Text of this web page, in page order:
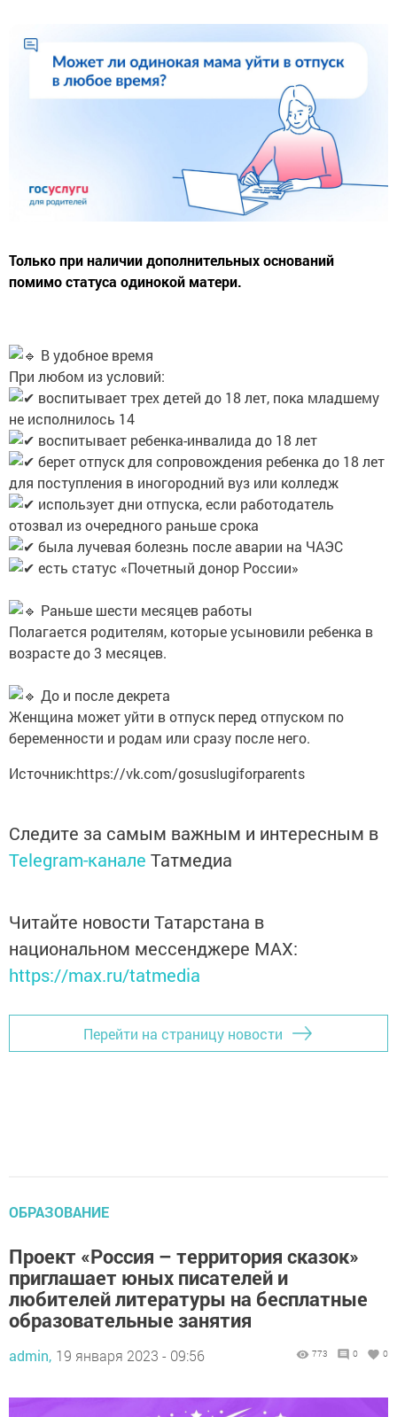
Только при наличии дополнительных оснований
помимо статуса одинокой матери.
В удобное время
При любом из условий:
воспитывает трех детей до 18 лет, пока младшему
не исполнилось 14
воспитывает ребенка-инвалида до 18 лет
берет отпуск для сопровождения ребенка до 18 лет
для поступления в иногородний вуз или колледж
использует дни отпуска, если работодатель
отозвал из очередного раньше срока
была лучевая болезнь после аварии на ЧАЭС
есть статус «Почетный донор России»
Раньше шести месяцев работы
Полагается родителям, которые усыновили ребенка в
возрасте до 3 месяцев.
До и после декрета
Женщина может уйти в отпуск перед отпуском по
беременности и родам или сразу после него.
Источник:https://vk.com/gosuslugiforparents
Следите за самым важным и интересным в
Telegram-канале Татмедиа
Читайте новости Татарстана в
национальном мессенджере MАХ:
https://max.ru/tatmedia
Перейти на страницу новости
ОБРАЗОВАНИЕ
Проект «Россия – территория сказок»
приглашает юных писателей и
любителей литературы на бесплатные
образовательные занятия
admin, 19 января 2023 - 09:56 773 0 0